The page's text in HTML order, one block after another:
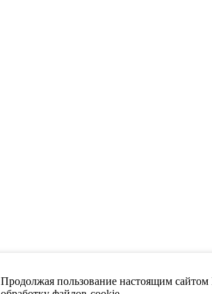
Продолжая пользование настоящим